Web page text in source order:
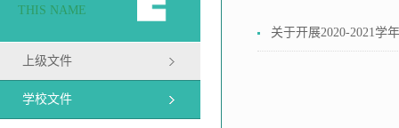
THIS NAME
上级文件
学校文件
关于开展2020-2021学